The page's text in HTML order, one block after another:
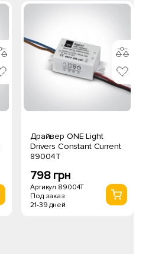
Драйвер ONE Light
Drivers Constant Current
89004T
798 грн
Артикул 89004T
Под заказ
21-39 дней